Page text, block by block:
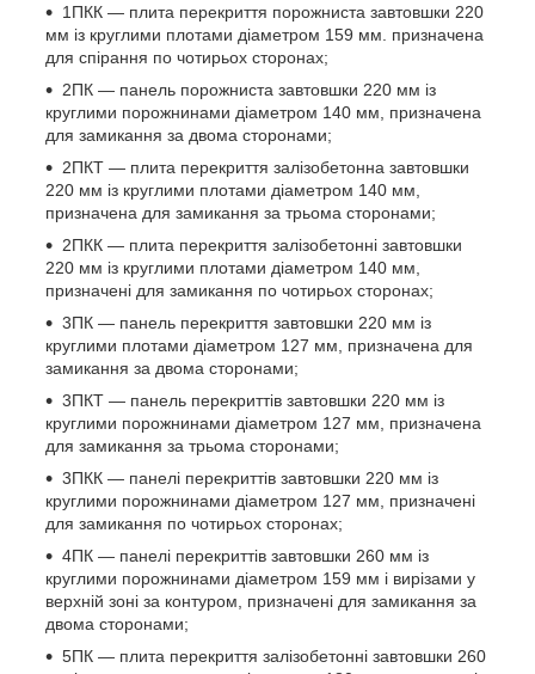
1ПКК — плита перекриття порожниста завтовшки 220
мм із круглими плотами діаметром 159 мм. призначена
для спірання по чотирьох сторонах;
2ПК — панель порожниста завтовшки 220 мм із
круглими порожнинами діаметром 140 мм, призначена
для замикання за двома сторонами;
2ПКТ — плита перекриття залізобетонна завтовшки
220 мм із круглими плотами діаметром 140 мм,
призначена для замикання за трьома сторонами;
2ПКК — плита перекриття залізобетонні завтовшки
220 мм із круглими плотами діаметром 140 мм,
призначені для замикання по чотирьох сторонах;
3ПК — панель перекриття завтовшки 220 мм із
круглими плотами діаметром 127 мм, призначена для
замикання за двома сторонами;
3ПКТ — панель перекриттів завтовшки 220 мм із
круглими порожнинами діаметром 127 мм, призначена
для замикання за трьома сторонами;
3ПКК — панелі перекриттів завтовшки 220 мм із
круглими порожнинами діаметром 127 мм, призначені
для замикання по чотирьох сторонах;
4ПК — панелі перекриттів завтовшки 260 мм із
круглими порожнинами діаметром 159 мм і вирізами у
верхній зоні за контуром, призначені для замикання за
двома сторонами;
5ПК — плита перекриття залізобетонні завтовшки 260